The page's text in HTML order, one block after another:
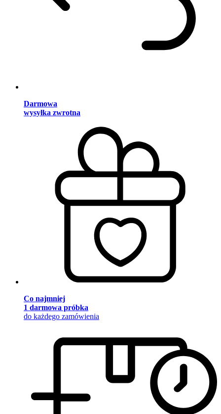
Darmowa
wysyłka zwrotna
Co najmniej
1 darmowa próbka
do każdego zamówienia